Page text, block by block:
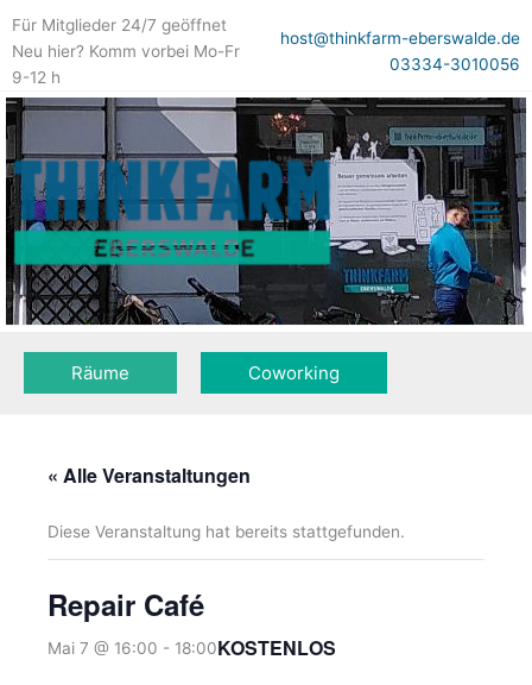
Für Mitglieder 24/7 geöffnet
Neu hier? Komm vorbei Mo-Fr
9-12 h
host@thinkfarm-eberswalde.de
03334-3010056
Räume Coworking
« Alle Veranstaltungen
Diese Veranstaltung hat bereits stattgefunden.
Repair Café
Mai 7 @ 16:00 - 18:00KOSTENLOS